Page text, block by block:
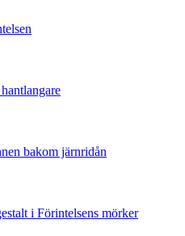
bakom järnridån
i Förintelsens mörker